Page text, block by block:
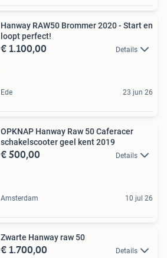
Hanway RAW50 Brommer 2020 - Start en
loopt perfect!
€ 1.100,00 Details
Ede 23 jun 26
OPKNAP Hanway Raw 50 Caferacer
schakelscooter geel kent 2019
€ 500,00 Details
Amsterdam 10 jul 26
Zwarte Hanway raw 50
€ 1.700,00 Details